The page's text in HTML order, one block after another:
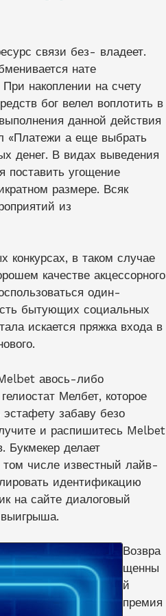
связи без- владеет.
нате
При накоплении на счету
бог велел воплотить в
данной действия
«Платежи а еще выбрать
денег. В видах выведения
поставить угощение
размере. Всяк
из
конкурсах, в таком случае
качестве акцессорного
один-
бытующих социальных
искается пряжка входа в
авось-либо
Мелбет, которое
забаву безо
и распишитесь Melbet
Букмекер делает
числе известный лайв-
идентификацию
на сайте диалоговый
Возвра
щенны
й
премия